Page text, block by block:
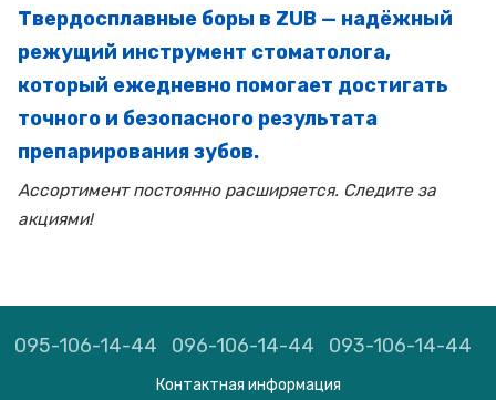
Твердосплавные боры в ZUB — надёжный
режущий инструмент стоматолога,
который ежедневно помогает достигать
точного и безопасного результата
препарирования зубов.
Ассортимент постоянно расширяется. Следите за
акциями!
095-106-14-44 096-106-14-44 093-106-14-44
Контактная информация